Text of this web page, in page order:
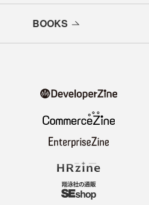
BOOKS